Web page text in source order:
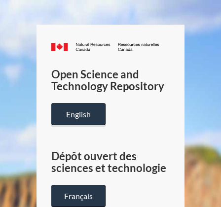
Canada.ca
/
Canada
Open Science and
Technology Repository
English
Dépôt ouvert des
sciences et technologie
Français